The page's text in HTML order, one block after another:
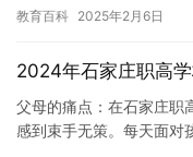
生们…
教育百科 2025年2月6日
2024年石家庄职高
父母的痛点：在石家庄职
感到束手无策。每天面对